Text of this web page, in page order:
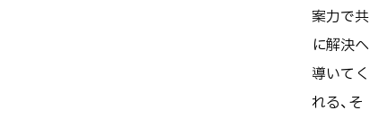
案力で共
に解決へ
導いてく
れる、そ